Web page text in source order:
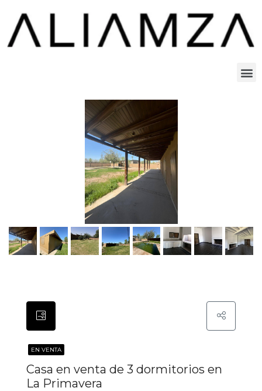
EN VENTA
Casa en venta de 3 dormitorios en
La Primavera